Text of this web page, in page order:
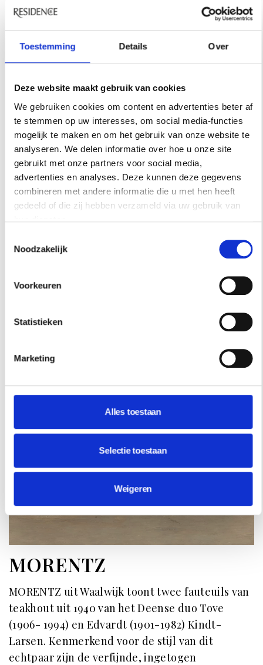
Toestemming Details Over
Deze website maakt gebruik van cookies
We gebruiken cookies om content en advertenties beter af
te stemmen op uw interesses, om social media-functies
mogelijk te maken en om het gebruik van onze website te
analyseren. We delen informatie over hoe u onze site
gebruikt met onze partners voor social media,
advertenties en analyses. Deze kunnen deze gegevens
combineren met andere informatie die u met hen heeft
gedeeld of die zij hebben verzameld via uw gebruik van
Noodzakelijk
Voorkeuren
Statistieken
Marketing
Alles toestaan
Selectie toestaan
Weigeren
De in Bogota geboren kunstenaar Olga de
Amaral (1932) is een belangrijk figuur in de
ontwikkeling van de naoorlogse Latijns-
Amerikaanse abstractie, die eveneens
haar sculpturale werken zijn kunst, ambacht en
design naadloos geïntegreerd. Daarbij
geïnspireerd door pre-Spaanse en pre-
koloniale kunst hult ze haar werk in een tijdloze,
haast sensuele gouden gloed. In het wandobject
Alquimia99 uit 2007 verwerkte ze naast
bladgoud ook linnen, gesso en acrylverf. Je kunt
het werk straks bewonderen bij galerie La
Olga de Amaral, 200 x 200 cm, 2007.)
MORENTZ
MORENTZ uit Waalwijk toont twee fauteuils van
teakhout uit 1940 van het Deense duo Tove
(1906- 1994) en Edvardt (1901-1982) Kindt-
Larsen. Kenmerkend voor de stijl van dit
echtpaar zijn de verfijnde, ingetogen